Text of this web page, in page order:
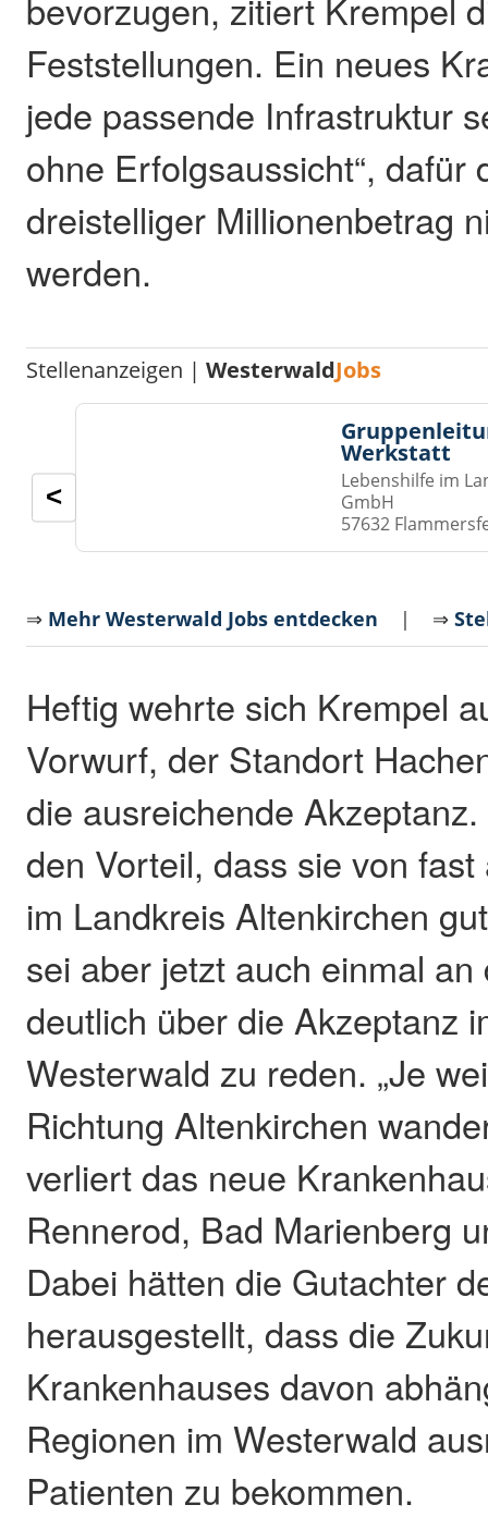
Feststellungen. Ein neues
jede passende Infrastruktur
ohne Erfolgsaussicht“, dafür
dreistelliger Millionenbetrag
werden.
Stellenanzeigen |WesterwaldJobs
Werkstatt
Lebenshilfe im
GmbH
57632
<
⇒ Mehr Westerwald Jobs entdecken | ⇒
Heftig wehrte sich Krempel
Vorwurf, der Standort
die ausreichende
den Vorteil, dass sie von
im Landkreis Altenkirchen
sei aber jetzt auch einmal
deutlich über die Akzeptanz
Westerwald zu reden. „Je
Richtung Altenkirchen
verliert das neue
Rennerod, Bad Marienberg
Dabei hätten die Gutachter
herausgestellt, dass die
Krankenhauses davon
Regionen im Westerwald
Patienten zu bekommen.